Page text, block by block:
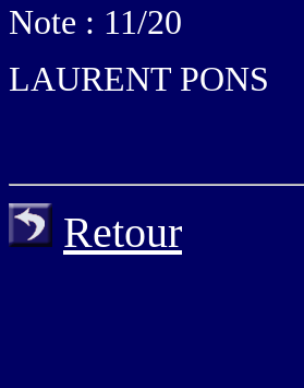
Note : 11/20
LAURENT PONS
Retour